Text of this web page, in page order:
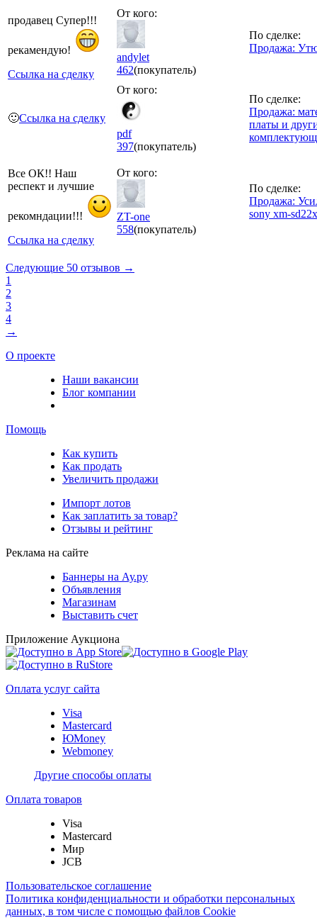
продавец Супер!!!
рекамендую!
Ссылка на сделку
От кого:
andylet
462(покупатель)
По сделке:
Продажа:
🙂Ссылка на сделку
От кого:
pdf
397(покупатель)
По сделке:
Продажа:
платы и
Все ОК!! Наш
респект и лучшие
рекомндации!!!
Ссылка на сделку
От кого:
ZT-one
558(покупатель)
По сделке:
Продажа:
sony xm-sd22х
Следующие 50 отзывов →
1
2
3
4
→
О проекте
Наши вакансии
Блог компании
Помощь
Как купить
Как продать
Увеличить продажи
Импорт лотов
Как заплатить за товар?
Отзывы и рейтинг
Реклама на сайте
Баннеры на Ау.ру
Объявления
Магазинам
Выставить счет
Приложение Аукциона
Оплата услуг сайта
Visa
Mastercard
ЮMoney
Webmoney
Другие способы оплаты
Оплата товаров
Visa
Mastercard
Мир
JCB
Пользовательское соглашение
Политика конфиденциальности и обработки персональных
данных, в том числе с помощью файлов Cookie